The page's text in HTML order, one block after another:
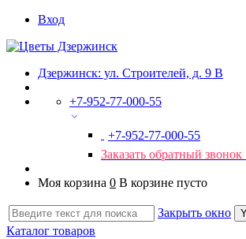
Вход
Дзержинск: ул. Строителей, д. 9 В
+7-952-77-000-55
+7-952-77-000-55
Заказать обратный звонок
Моя корзина 0 В корзине пусто
Закрыть окно
Каталог товаров